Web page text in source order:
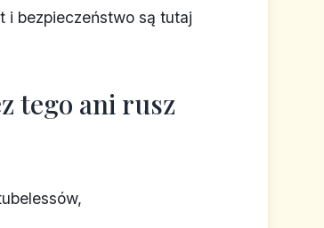
i bezpieczeństwo są tutaj
tego ani rusz